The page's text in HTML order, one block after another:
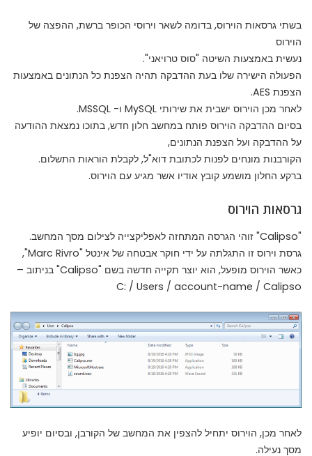
בשתי גרסאות הוירוס, בדומה לשאר וירוסי הכופר ברשת, ההפצה של
הוירוס
נעשית באמצעות השיטה "סוס טרויאני".
הפעולה הישירה שלו בעת ההדבקה תהיה הצפנת כל הנתונים באמצעות
הצפנת AES.
לאחר מכן הוירוס ישבית את שירותי MySQL ו- MSSQL.
בסיום ההדבקה הוירוס פותח במחשב חלון חדש, בתוכו נמצאת ההודעה
על ההדבקה ועל הצפנת הנתונים,
הקורבנות מונחים לפנות לכתובת דוא"ל, לקבלת הוראות התשלום.
ברקע החלון מושמע קובץ אודיו אשר מגיע עם הוירוס.
גרסאות הוירוס
"Calipso" זוהי הגרסה המתחזה לאפליקצייה לצילום מסך המחשב.
גרסת וירוס זו התגלתה על ידי חוקר אבטחה של אינטל "Marc Rivro
",
כאשר הוירוס מופעל, הוא יוצר תקייה חדשה בשם "Calipso" בניתוב –
C: / Users / account-name / Calipso
לאחר מכן, הוירוס יתחיל להצפין את המחשב של הקורבן, ובסיום יופיע
מסך נעילה.